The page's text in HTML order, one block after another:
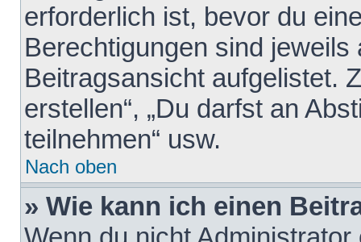
erforderlich ist, bevor du
Berechtigungen sind
Beitragsansicht aufgelistet.
erstellen“, „Du darfst an
teilnehmen“ usw.
Nach oben
» Wie kann ich einen